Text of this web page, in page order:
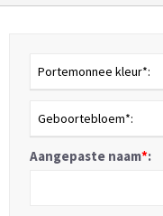
Portemonnee kleur*:
Geboortebloem*:
Aangepaste naam*: